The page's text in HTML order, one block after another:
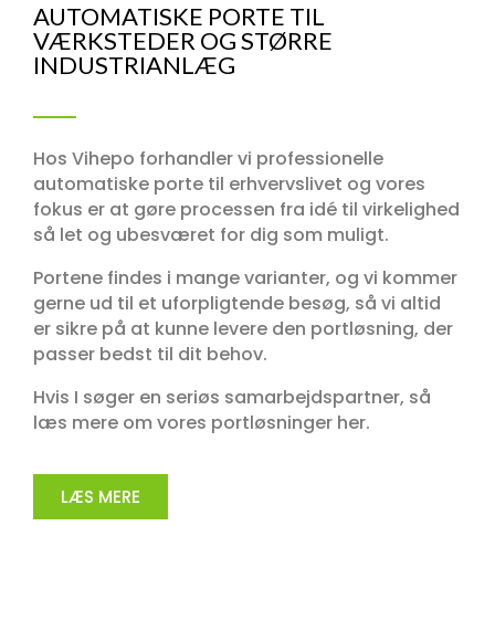
AUTOMATISKE PORTE TIL
VÆRKSTEDER OG STØRRE
INDUSTRIANLÆG
Hos Vihepo forhandler vi professionelle
automatiske porte til erhvervslivet og vores
fokus er at gøre processen fra idé til virkelighed
så let og ubesværet for dig som muligt.
Portene findes i mange varianter, og vi kommer
gerne ud til et uforpligtende besøg, så vi altid
er sikre på at kunne levere den portløsning, der
passer bedst til dit behov.
Hvis I søger en seriøs samarbejdspartner, så
læs mere om vores portløsninger her.
LÆS MERE